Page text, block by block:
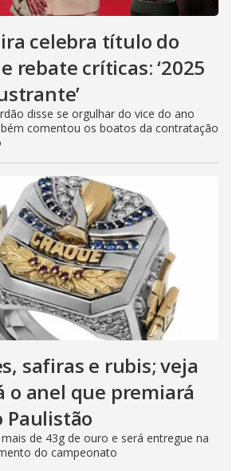
celebra título do
rebate críticas: ‘2025
disse se orgulhar do vice do ano
comentou os boatos da contratação
safiras e rubis; veja
o anel que premiará
Paulistão
de 43g de ouro e será entregue na
do campeonato